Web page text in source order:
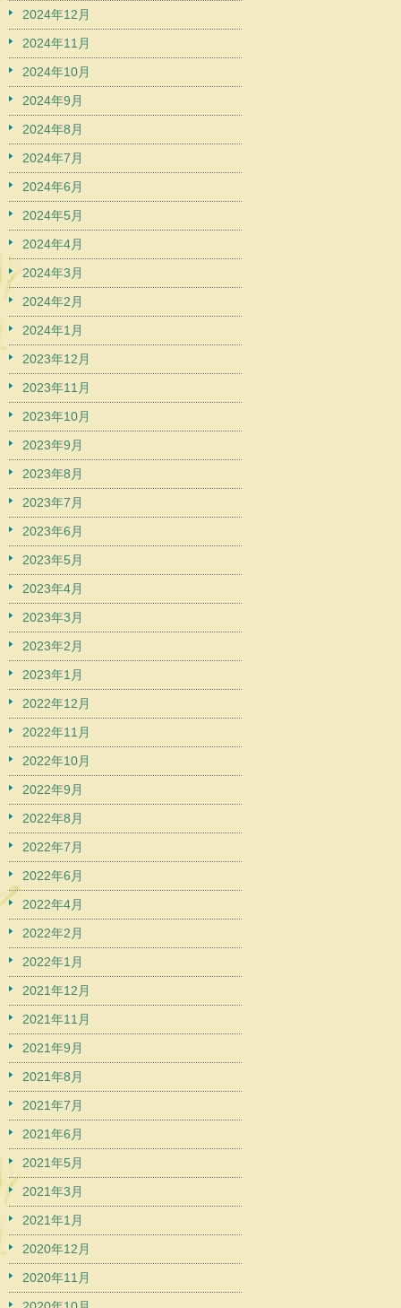
2024年12月
2024年11月
2024年10月
2024年9月
2024年8月
2024年7月
2024年6月
2024年5月
2024年4月
2024年3月
2024年2月
2024年1月
2023年12月
2023年11月
2023年10月
2023年9月
2023年8月
2023年7月
2023年6月
2023年5月
2023年4月
2023年3月
2023年2月
2023年1月
2022年12月
2022年11月
2022年10月
2022年9月
2022年8月
2022年7月
2022年6月
2022年4月
2022年2月
2022年1月
2021年12月
2021年11月
2021年9月
2021年8月
2021年7月
2021年6月
2021年5月
2021年3月
2021年1月
2020年12月
2020年11月